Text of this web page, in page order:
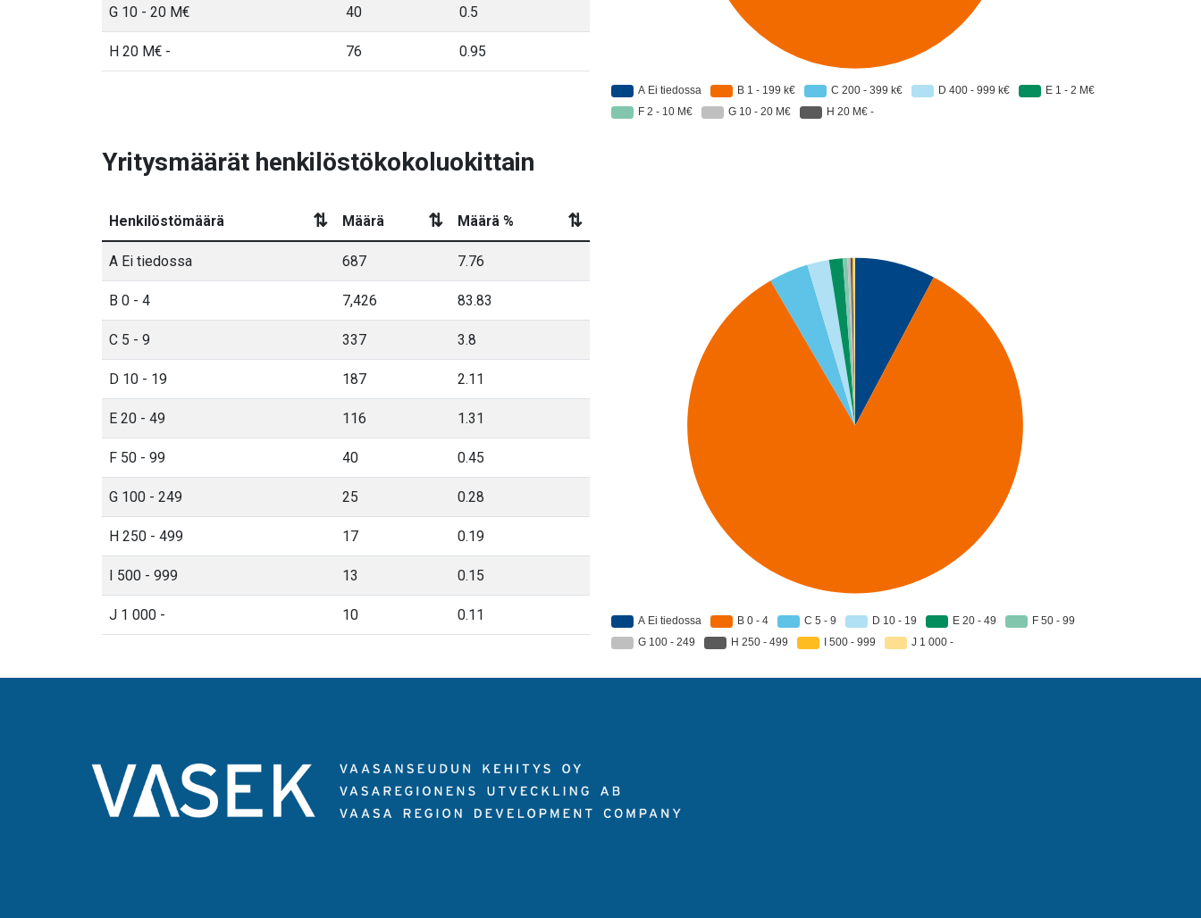
G 10 - 20 M€ 40 0.5
H 20 M€ - 76 0.95
Yritysmäärät henkilöstökokoluokittain
Henkilöstömäärä ⇅ Määrä ⇅ Määrä % ⇅
A Ei tiedossa 687 7.76
B 0 - 4 7,426 83.83
C 5 - 9 337 3.8
D 10 - 19 187 2.11
E 20 - 49 116 1.31
F 50 - 99 40 0.45
G 100 - 249 25 0.28
H 250 - 499 17 0.19
I 500 - 999 13 0.15
J 1 000 - 10 0.11